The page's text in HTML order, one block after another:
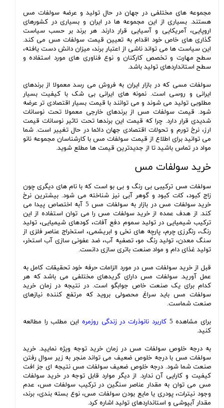
مجموعه های مختلفی در جهان در حال تولید و عرضه سولفات مس
هستند. بسیاری از این مجموعه ها در ایران و بسیاری در کشورهای
اروپایی، آمریکایی و آسیایی قرار دارند. هر برند بر حسب سیاست
گذاری های خاص خود اقدام به تعیین قیمت سولفات مس می کند.
این سیاست ها می تواند ناشی از اعتبار برند، میزان دانش دست یافته،
سطح مهارت و تخصص کارکنان و نوع فناوری های مورد استفاده و
سطح استانداردهای تولید باشد.
سولفات مسی که در بازار ایران به فروش می رسد معمولا از برندهای
ایرانی و روسی است. نمونه های ایرانی بی شک با کیفیت بسیار
مطلوبی تولید می شوند و می توانند با قیمت بسیار اقتصادی تر عرضه
شود. قیمت سولفات مس از برندهای خارجی معمولا تحت نوسانات
شدیدی قرار دارد. چرا که قیمت این برندها تحت تاثیر نوسانات قیمت
ارز، نرخ تورم و تحولات اقتصادی جهان دائما در حال تغییر است. شما
می توانید برای اطلاع از قیمت سولفات مس با کارشناسان مجموعه نانو
مواد در تماس باشید تا از جدیدترین قیمت ها مطلع شوید.
خرید سولفات مس
سولفات مس ترکیبی بی رنگ و بی بو است که با نام های دیگری چون
زاج کبود، کات کبود و گوهر آبی نیز شناخته می شود. بیشترین نرخ
خرید سولفات مس در بازار به سولفات مس 5 آبه اختصاص پیدا می
کند. از هدف عمده از خرید سولفات مس را می توان استفاده از این
ترکیب شیمیایی در تولید سموم دفع آفات، کودهای شیمیایی، تولید
رنگ، رنگرزی چرم، پارچه های نخی و ابریشمی، استخراج عناصر فلزی از
سنگ معدن، تولید رنگ مو، تصفیه آب، ضد عفونی سازی آب استخر،
تولید غذای دام و مواد صنعت باتری سازی دانست.
قبل از خرید سولفات مس در مورد الزامات حرفه خود تحقیقات کامل به
عمل آورید. سولفات مس دارای گریدهای مختلفی می باشد که هر
کدام برای یک صنعت خاص جوابگو است. در نتیجه در زمان خرید
سولفات مس باید سراغ محصولی بروید که مرتفع کننده نیازهای
صنعت شماست.
برای مشاهده 5
کاربرد نانوذرات در زندگی روزمره این مطلب را مطالعه
کنید.
به درجه خلوص سولفات مس در زمان خرید توجه ویژه نمایید. خرید
سولفات مس با درجه خلوص ضعیف می تواند منجر به زیر سوال رفتن
صنعت شما شود. درجه خلوص ضعیف سولفات مس نتیجه ای جز افت
کیفیت و کارایی آن ندارد. از دیگر موارد قابل توجه در خرید سولفات
مس می توان به مقدار عناصر سنگین در ترکیب سولفات مس، عدم
وجود نیترات، پودری یا مایع بودن سولفات مس، نوع بسته بندی، برند،
مقدار آبپوشی و استانداردهای تولید اشاره کرد.